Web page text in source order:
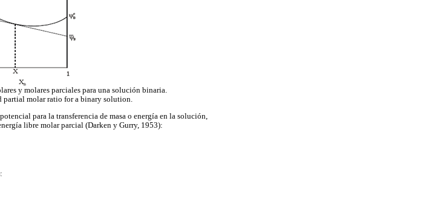
y molares parciales para una solución binaria.
partial molar ratio for a binary solution.
para la transferencia de masa o energía en la solución,
libre molar parcial (Darken y Gurry, 1953):